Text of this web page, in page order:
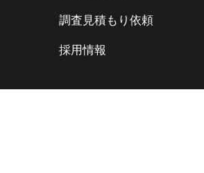
調査見積もり依頼
採用情報